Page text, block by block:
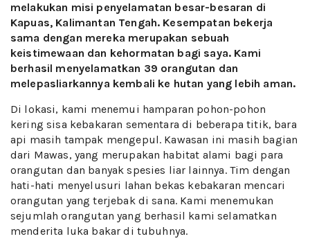
melakukan misi penyelamatan besar-besaran di
Kapuas, Kalimantan Tengah. Kesempatan bekerja
sama dengan mereka merupakan sebuah
keistimewaan dan kehormatan bagi saya. Kami
berhasil menyelamatkan 39 orangutan dan
melepasliarkannya kembali ke hutan yang lebih aman.
Di lokasi, kami menemui hamparan pohon-pohon
kering sisa kebakaran sementara di beberapa titik, bara
api masih tampak mengepul. Kawasan ini masih bagian
dari Mawas, yang merupakan habitat alami bagi para
orangutan dan banyak spesies liar lainnya. Tim dengan
hati-hati menyelusuri lahan bekas kebakaran mencari
orangutan yang terjebak di sana. Kami menemukan
sejumlah orangutan yang berhasil kami selamatkan
menderita luka bakar di tubuhnya.